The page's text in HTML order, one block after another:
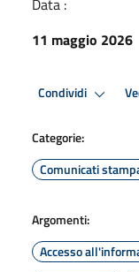
11 maggio 2026
Condividi
Categorie:
Comunicati
Argomenti:
Accesso